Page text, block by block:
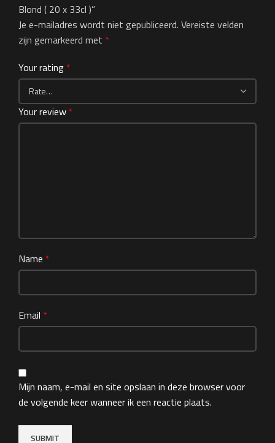
Blond ( 20 x 33cl )”
Je e-mailadres wordt niet gepubliceerd. Vereiste velden
zijn gemarkeerd met *
Your rating *
Your review *
Name *
Email *
Mijn naam, e-mail en site opslaan in deze browser voor
de volgende keer wanneer ik een reactie plaats.